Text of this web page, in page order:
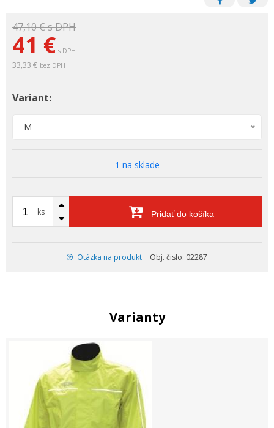
47,10 €s DPH
41 € s DPH
33,33 € bez DPH
Variant:
M
1 na sklade
ks Pridať do košíka
Otázka na produkt Obj. čislo: 02287
Varianty